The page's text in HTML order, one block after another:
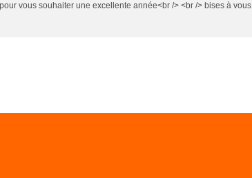
vous souhaiter une excellente année<br /> <br /> bises à vous